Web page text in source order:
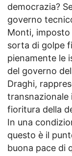
democrazia?
governo
Monti, imposto
sorta di golpe
pienamente le
del governo
Draghi,
transnazionale
fioritura della
In una
questo è il
buona pace di